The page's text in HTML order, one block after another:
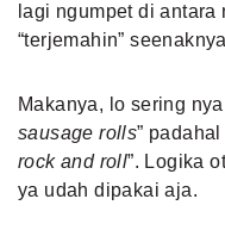
lagi ngumpet di antara
“terjemahin”
Makanya, lo sering
sausage rolls”
rock and roll”. Logika
ya udah dipakai aja.